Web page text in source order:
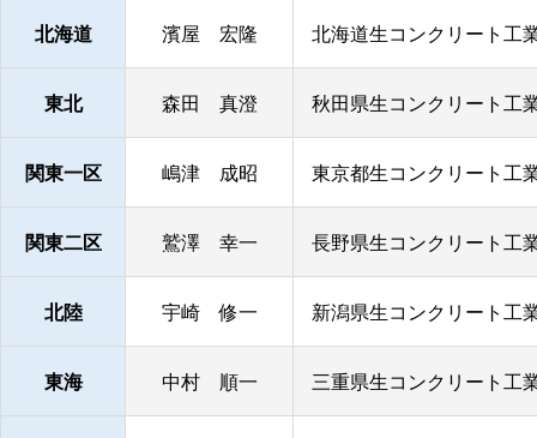
北海道 濱屋 宏隆 北海道生コンクリート工
東北 森田 真澄 秋田県生コンクリート工
関東一区 嶋津 成昭 東京都生コンクリート工
関東二区 鷲澤 幸一 長野県生コンクリート工
北陸 宇崎 修一 新潟県生コンクリート工
東海 中村 順一 三重県生コンクリート工